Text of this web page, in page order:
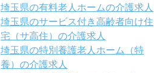
埼玉県の有料老人ホームの介護求人
埼玉県のサービス付き高齢者向け住
宅（サ高住）の介護求人
埼玉県の特別養護老人ホーム（特
養）の介護求人